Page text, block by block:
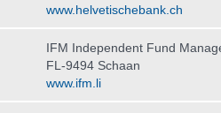
www.helvetischebank.ch
IFM Independent Fund
FL-9494 Schaan
www.ifm.li